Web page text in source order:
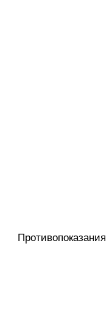
Противопоказания